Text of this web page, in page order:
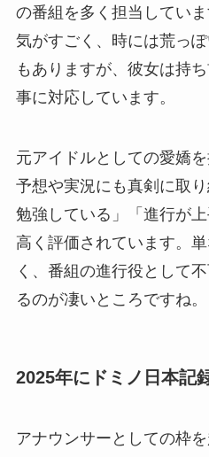
の番組を多く担当してい
気がすごく、時には荒っ
もありますが、彼女は持
事に対応しています。
元アイドルとしての愛嬌
予想や実況にも真剣に取
勉強している」「進行が
高く評価されています。
く、番組の進行役として
るのが凄いところですね。
2025年にドミノ日本記
アナウンサーとしての枠